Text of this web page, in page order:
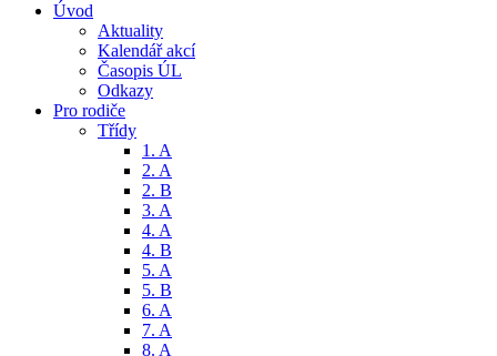
Úvod
Aktuality
Kalendář akcí
Časopis ÚL
Odkazy
Pro rodiče
Třídy
1. A
2. A
2. B
3. A
4. A
4. B
5. A
5. B
6. A
7. A
8. A